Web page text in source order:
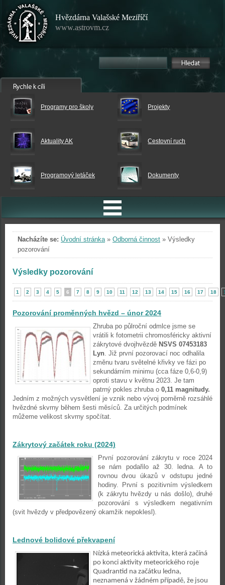
Hvězdárna Valašské Meziříčí
www.astrovm.cz
Programy pro školy Projekty
Aktuality AK Cestovní ruch
Programový letáček Dokumenty
Nacházíte se: Úvodní stránka» Odborná činnost » Výsledky
pozorování
Výsledky pozorování
1 2 3 4 5 6 7 8 9 10 11 12 13 14 15 16 17 18
Pozorování proměnných hvězd – únor 2024
Zhruba po půlroční odmlce jsme se
vrátili k fotometrii chromosféricky aktivní
zákrytové dvojhvězdě NSVS 07453183
Lyn. Již první pozorovací noc odhalila
změnu tvaru světelné křivky ve fázi po
sekundárním minimu (cca fáze 0,6-0,9)
oproti stavu v květnu 2023. Je tam
patrný pokles zhruba o 0,11 magnitudy.
Jedním z možných vysvětlení je vznik nebo vývoj poměrně rozsáhlé
hvězdné skvrny během šesti měsíců. Za určitých podmínek
můžeme velikost skvrny spočítat.
Zákrytový začátek roku (2024)
První pozorování zákrytu v roce 2024
se nám podařilo až 30. ledna. A to
rovnou dvou úkazů v odstupu jedné
hodiny. První s pozitivním výsledkem
(k zákrytu hvězdy u nás došlo), druhé
pozorování s výsledkem negativním
(svit hvězdy v předpovězený okamžik nepoklesl).
Lednové bolidové překvapení
Nízká meteorická aktivita, která začíná
po konci aktivity meteorického roje
Quadrantid na začátku ledna,
neznamená v žádném případě, že jsou